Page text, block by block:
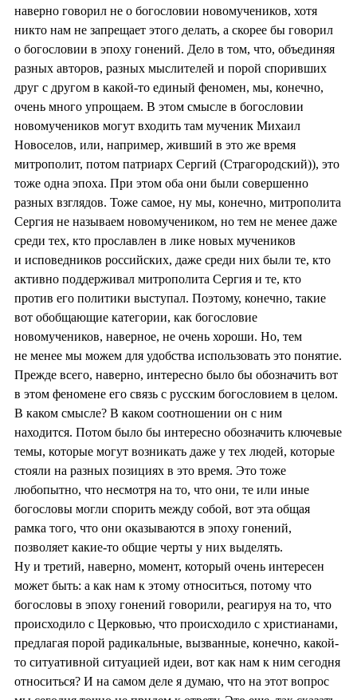
наверно говорил не о богословии новомучеников, хотя
никто нам не запрещает этого делать, а скорее бы говорил
о богословии в эпоху гонений. Дело в том, что, объединяя
разных авторов, разных мыслителей и порой споривших
друг с другом в какой-то единый феномен, мы, конечно,
очень много упрощаем. В этом смысле в богословии
новомучеников могут входить там мученик Михаил
Новоселов, или, например, живший в это же время
митрополит, потом патриарх Сергий (Страгородский)), это
тоже одна эпоха. При этом оба они были совершенно
разных взглядов. Тоже самое, ну мы, конечно, митрополита
Сергия не называем новомучеником, но тем не менее даже
среди тех, кто прославлен в лике новых мучеников
и исповедников российских, даже среди них были те, кто
активно поддерживал митрополита Сергия и те, кто
против его политики выступал. Поэтому, конечно, такие
вот обобщающие категории, как богословие
новомучеников, наверное, не очень хороши. Но, тем
не менее мы можем для удобства использовать это понятие.
Прежде всего, наверно, интересно было бы обозначить вот
в этом феномене его связь с русским богословием в целом.
В каком смысле? В каком соотношении он с ним
находится. Потом было бы интересно обозначить ключевые
темы, которые могут возникать даже у тех людей, которые
стояли на разных позициях в это время. Это тоже
любопытно, что несмотря на то, что они, те или иные
богословы могли спорить между собой, вот эта общая
рамка того, что они оказываются в эпоху гонений,
позволяет какие-то общие черты у них выделять.
Ну и третий, наверно, момент, который очень интересен
может быть: а как нам к этому относиться, потому что
богословы в эпоху гонений говорили, реагируя на то, что
происходило с Церковью, что происходило с христианами,
предлагая порой радикальные, вызванные, конечно, какой-
то ситуативной ситуацией идеи, вот как нам к ним сегодня
относиться? И на самом деле я думаю, что на этот вопрос